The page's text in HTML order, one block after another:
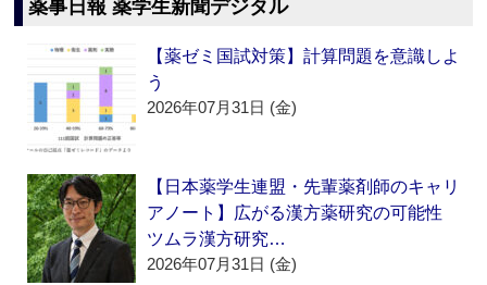
薬事日報 薬学生新聞デジタル
【薬ゼミ国試対策】計算問題を意識しよ
う
2026年07月31日 (金)
【日本薬学生連盟・先輩薬剤師のキャリ
アノート】広がる漢方薬研究の可能性
ツムラ漢方研究…
2026年07月31日 (金)